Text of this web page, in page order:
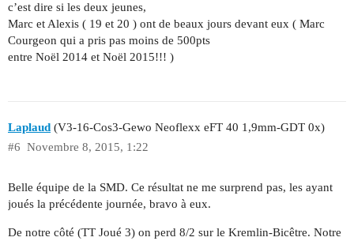
c’est dire si les deux jeunes,
Marc et Alexis ( 19 et 20 ) ont de beaux jours devant eux ( Marc
Courgeon qui a pris pas moins de 500pts
entre Noël 2014 et Noël 2015!!! )
Laplaud (V3-16-Cos3-Gewo Neoflexx eFT 40 1,9mm-GDT 0x)
Novembre 8, 2015, 1:22
#6
Belle équipe de la SMD. Ce résultat ne me surprend pas, les ayant
joués la précédente journée, bravo à eux.
De notre côté (TT Joué 3) on perd 8/2 sur le Kremlin-Bicêtre. Notre